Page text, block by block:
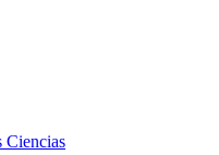
Ciencias